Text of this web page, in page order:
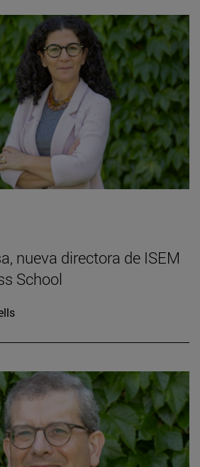
nueva directora de ISEM
School